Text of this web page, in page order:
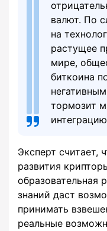
валют. По
на
растущее
мире,
биткоина
тормозит
Эксперт считает,
развития
образовательная
знаний даст
принимать
реальные